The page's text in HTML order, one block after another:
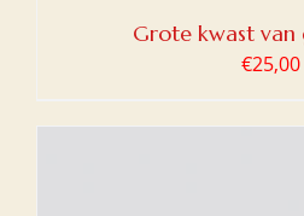
Grote kwast van
€25,00